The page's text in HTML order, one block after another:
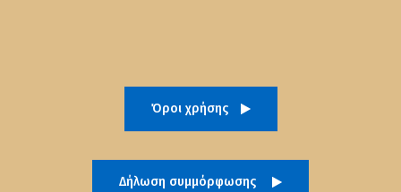
Όροι χρήσης
Δήλωση συμμόρφωσης